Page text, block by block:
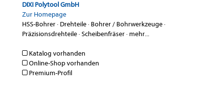
DIXI Polytool GmbH
Zur Homepage
HSS-Bohrer· Drehteile· Bohrer / Bohrwerkzeuge·
Präzisionsdrehteile·Scheibenfräser· mehr...
Katalog vorhanden
Online-Shop vorhanden
Premium-Profil